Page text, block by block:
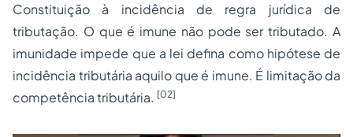
Constituição à incidência de regra jurídica de
tributação. O que é imune não pode ser tributado. A
imunidade impede que a lei defina como hipótese de
incidência tributária aquilo que é imune. É limitação da
competência tributária. [02]